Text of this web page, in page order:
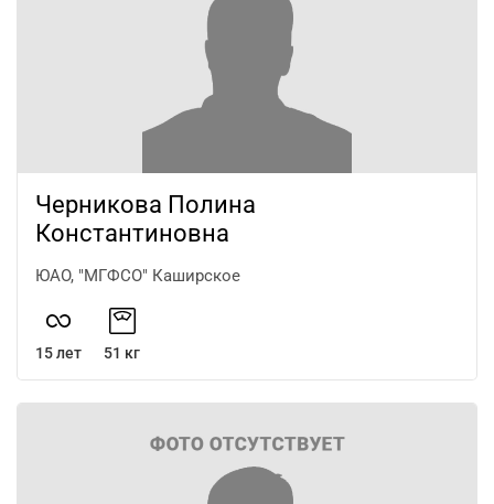
Черникова Полина
Константиновна
ЮАО, "МГФСО" Каширское
15 лет 51 кг